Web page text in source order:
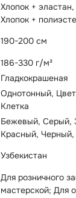
Хлопок +
Хлопок +
190-200 см
186-330 г/м²
Гладкокрашеная
Однотонный,
Клетка
Бежевый, Серый,
Красный, Черный,
Узбекистан
Для розничного
мастерской; Для